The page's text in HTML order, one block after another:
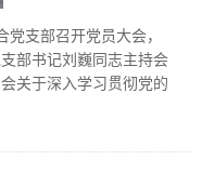
支部召开党员大会，
部书记刘巍同志主持会
关于深入学习贯彻党的